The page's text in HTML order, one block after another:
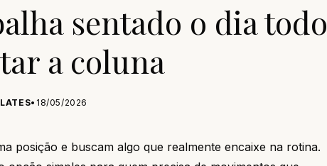
sentado o dia todo
a coluna
• 18/05/2026
posição e buscam algo que realmente encaixe na rotina.